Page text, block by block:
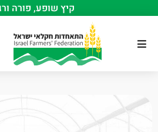
קיץ שופע, פורה